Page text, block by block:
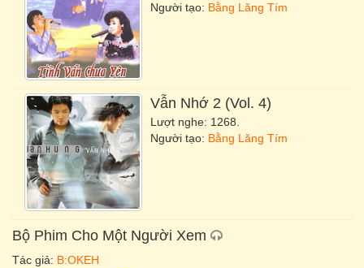
Người tạo: Bằng Lăng Tím
Vẫn Nhớ 2 (Vol. 4)
Lượt nghe: 1268.
Người tạo: Bằng Lăng Tím
Bộ Phim Cho Một Người Xem
Tác giả: B:OKEH